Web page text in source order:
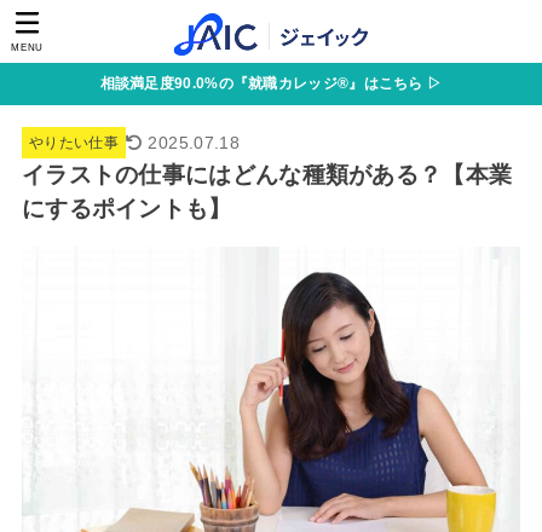
MENU
相談満足度90.0%の『就職カレッジ®』はこちら ▷
やりたい仕事 2025.07.18
イラストの仕事にはどんな種類がある？【本業
にするポイントも】